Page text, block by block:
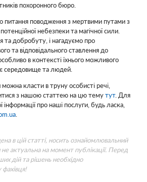
похоронного бюро.
питання поводження з мертвими путами з
небезпеки та магічної сили.
та добробуту, і нагадуємо про
та відповідального ставлення до
в контексті їхнього можливого
середовище та людей.
класти в труну особисті речі,
з нашою статтею на цю темутут. Для
про наші послуги, будь ласка,
в цій статті, носить ознайомлювальний
актуальна на момент публікації. Перед
дій та рішень необхідно
фахівця!